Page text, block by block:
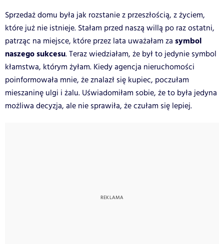
Sprzedaż domu była jak rozstanie z przeszłością, z życiem,
które już nie istnieje. Stałam przed naszą willą po raz ostatni,
patrząc na miejsce, które przez lata uważałam za symbol
naszego sukcesu. Teraz wiedziałam, że był to jedynie symbol
kłamstwa, którym żyłam. Kiedy agencja nieruchomości
poinformowała mnie, że znalazł się kupiec, poczułam
mieszaninę ulgi i żalu. Uświadomiłam sobie, że to była jedyna
możliwa decyzja, ale nie sprawiła, że czułam się lepiej.